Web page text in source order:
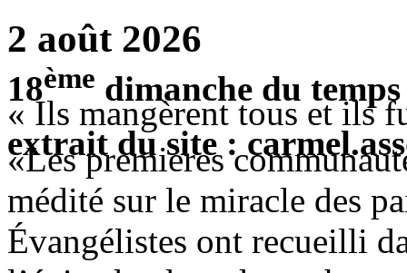
2 août 2026
18ème dimanche du
« Ils mangèrent tous et ils
extrait du site :
«Les premières
médité sur le miracle des
Évangélistes ont recueilli